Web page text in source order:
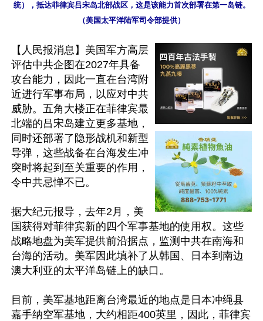
统），抵达菲律宾吕宋岛北部战区，这是该能力首次部署在第一岛链。
（美国太平洋陆军司令部提供）
【人民报消息】美国军方高层
评估中共企图在2027年具备
攻台能力，因此一直在台湾附
近进行军事布局，以应对中共
威胁。五角大楼正在菲律宾最
北端的吕宋岛建立更多基地，
同时还部署了隐形战机和新型
导弹，这些战备在台海发生冲
突时将起到至关重要的作用，
令中共忌惮不已。
据大纪元报导，去年2月，美
国获得对菲律宾新的四个军事基地的使用权。这些
战略地盘为美军提供前沿据点，监测中共在南海和
台海的活动。美军因此填补了从韩国、日本到南边
澳大利亚的太平洋岛链上的缺口。
目前，美军基地距离台湾最近的地点是日本冲绳县
嘉手纳空军基地，大约相距400英里，因此，菲律宾